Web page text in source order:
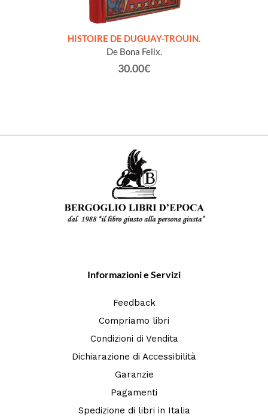
HISTOIRE DE DUGUAY-TROUIN.
De Bona Felix.
30.00€
Informazioni e Servizi
Feedback
Compriamo libri
Condizioni di Vendita
Dichiarazione di Accessibilità
Garanzie
Pagamenti
Spedizione di libri in Italia